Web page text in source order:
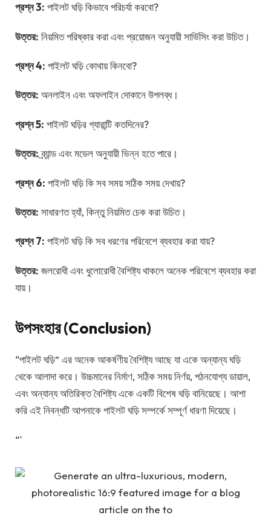
প্রশ্ন 3: পাইলট ঘড়ি কিভাবে পরিচর্যা করবো?
উত্তর: নিয়মিত পরিষ্কার করা এবং প্রয়োজন অনুযায়ী সার্ভিসিং করা উচিত।
প্রশ্ন 4: পাইলট ঘড়ি কোথায় কিনবো?
উত্তর: অনলাইন এবং অফলাইন দোকানে উপলব্ধ।
প্রশ্ন 5: পাইলট ঘড়ির গ্যারান্টি কতদিনের?
উত্তর:ব্র্যান্ড এবং মডেল অনুযায়ী ভিন্ন হতে পারে।
প্রশ্ন 6: পাইলট ঘড়ি কি সব সময় সঠিক সময় দেখায়?
উত্তর: সাধারণত হ্যাঁ, কিন্তু নিয়মিত চেক করা উচিত।
প্রশ্ন 7: পাইলট ঘড়ি কি সব ধরণের পরিবেশে ব্যবহার করা যায়?
উত্তর: জলরোধী এবং ধুলোরোধী বৈশিষ্ট্য থাকলে অনেক পরিবেশে ব্যবহার করা
যায়।
উপসংহার (Conclusion)
“পাইলট ঘড়ি” এর অনেক আকর্ষণীয় বৈশিষ্ট্য আছে যা একে অন্যান্য ঘড়ি
থেকে আলাদা করে। উচ্চমানের নির্মাণ, সঠিক সময় নির্ণয়, পঠনযোগ্য ডায়াল,
এবং অন্যান্য অতিরিক্ত বৈশিষ্ট্য একে একটি বিশেষ ঘড়ি বানিয়েছে। আশা
করি এই নিবন্ধটি আপনাকে পাইলট ঘড়ি সম্পর্কে সম্পূর্ণ ধারণা দিয়েছে।
“`